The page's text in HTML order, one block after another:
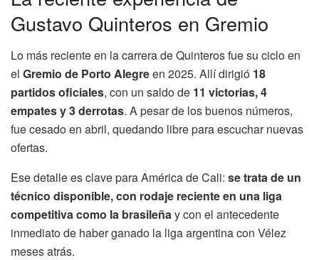
Gustavo Quinteros en Gremio
Lo más reciente en la carrera de Quinteros fue su ciclo en
el Gremio de Porto Alegreen 2025. Allí dirigió 18
partidos oficiales, con un saldo de 11 victorias, 4
empates y 3 derrotas. A pesar de los buenos números,
fue cesado en abril, quedando libre para escuchar nuevas
ofertas.
Ese detalle es clave para América de Cali: se trata de un
técnico disponible, con rodaje reciente en una liga
competitiva como la brasileña y con el antecedente
inmediato de haber ganado la liga argentina con Vélez
meses atrás.